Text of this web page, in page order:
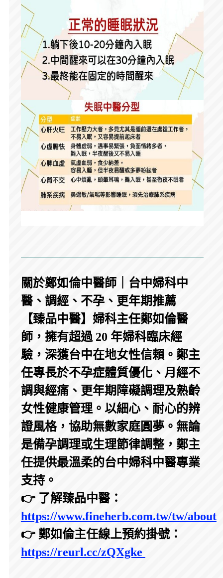
關於鄭如倫中醫師｜台中婦科中
醫、調經、不孕、更年期推薦
【臻品中醫】婦科主任鄭如倫醫
師，擁有超過 20 年婦科臨床經
驗，深獲台中在地女性信賴。鄭主
任專長於不孕症體質優化、月經不
調與經痛、更年期障礙調理及熟齡
女性健康管理。以細心、耐心的辨
證風格，協助無數家庭圓夢。無論
是備孕調理或生理節律調整，鄭主
任提供最溫柔的台中婦科中醫專業
支持。
👉 了解臻品中醫：
https://www.fineherb.com.tw/tw/about
👉 鄭如倫主任線上預約掛號：
https://reurl.cc/zQXgke